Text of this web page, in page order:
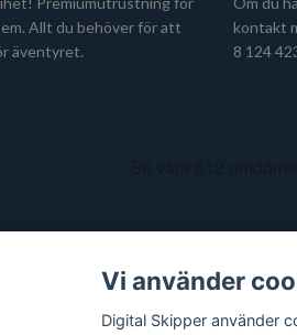
Allt du behöver för att
äventyret.
kontakt
8 124
Vi använder
Digital Skipper använder